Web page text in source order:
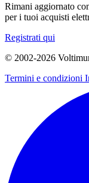
Rimani aggiornato
per i tuoi acquisti
Registrati qui
© 2002-2026
Termini e condizioni